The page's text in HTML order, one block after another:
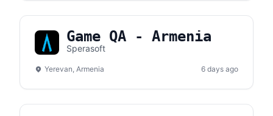
Game QA - Armenia
Sperasoft
Yerevan, Armenia 6 days ago